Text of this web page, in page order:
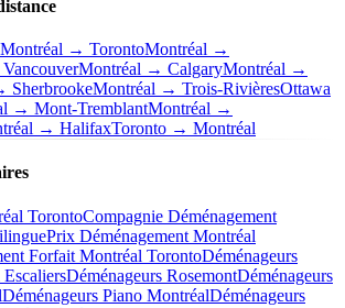
Montréal → TorontoMontréal →
Montréal → CalgaryMontréal →
SherbrookeMontréal → Trois-RivièresOttawa
→ Mont-TremblantMontréal →
→ HalifaxToronto → Montréal
TorontoCompagnie Déménagement
Prix Déménagement Montréal
Forfait Montréal TorontoDéménageurs
Déménageurs RosemontDéménageurs
Déménageurs Piano MontréalDéménageurs